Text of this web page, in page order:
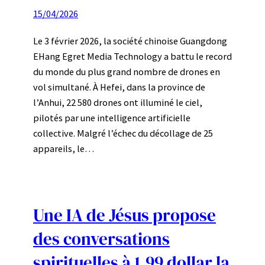
15/04/2026
Le 3 février 2026, la société chinoise Guangdong
EHang Egret Media Technology a battu le record
du monde du plus grand nombre de drones en
vol simultané. À Hefei, dans la province de
l’Anhui, 22 580 drones ont illuminé le ciel,
pilotés par une intelligence artificielle
collective. Malgré l’échec du décollage de 25
appareils, le…
Une IA de Jésus propose
des conversations